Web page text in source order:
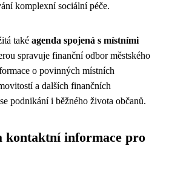
komplexní sociální péče.
také agenda spojená s místními
spravuje finanční odbor městského
o povinných místních
a dalších finančních
podnikání i běžného života občanů.
kontaktní informace pro